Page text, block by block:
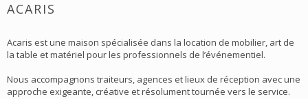
ACARIS
Acaris est une maison spécialisée dans la location de mobilier, art de
la table et matériel pour les professionnels de l’événementiel.
Nous accompagnons traiteurs, agences et lieux de réception avec une
approche exigeante, créative et résolument tournée vers le service.